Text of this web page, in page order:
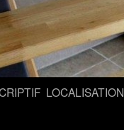
LOCALISATION